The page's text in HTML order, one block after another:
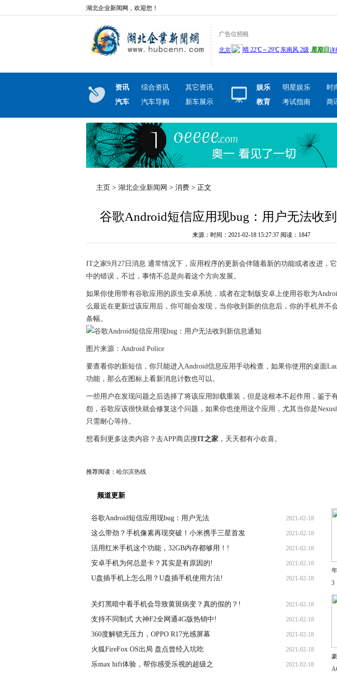
湖北企业新闻网，欢迎您！
广告位招租
资讯 综合资讯
其它资讯
汽车
汽车导购 新车展示
娱乐 明星娱乐
时
教育
考试指南 商
主页 > 湖北企业新闻网 > 消费 > 正文
谷歌Android短信应用现bug：用户无法收
来源：时间：2021-02-18 15:27:37 阅读：1847
IT之家9月27日消息 通常情况下，应用程序的更新会伴随着新的功能或者改进，
中的错误，不过，事情不总是向着这个方向发展。
如果你使用带有谷歌应用的原生安卓系统，或者在定制版安卓上使用谷歌为
么最近在更新过该应用后，你可能会发现，当你收到新的信息后，你的手机并不
条幅。
图片来源：Android Police
要查看你的新短信，你只能进入Android信息应用手动检查，如果你使用的桌面
功能，那么在图标上看新消息计数也可以。
一些用户在发现问题之后选择了将该应用卸载重装，但是这根本不起作用，鉴于
怨，谷歌应该很快就会修复这个问题，如果你也使用这个应用，尤其当你是
只需耐心等待。
想看到更多这类内容？去APP商店搜IT之家 ，天天都有小欢喜。
推荐阅读： 哈尔滨热线
频道更新
谷歌Android短信应用现bug：用户无法 2021-02-18
这么带劲？手机像素再现突破！小米携手三星首发 2021-02-18
活用红米手机这个功能，32GB内存都够用！! 2021-02-18
安卓手机为何总是卡？其实是有原因的! 2021-02-18
U盘插手机上怎么用？U盘插手机使用方法! 2021-02-18
关灯黑暗中看手机会导致黄斑病变？真的假的？! 2021-02-18
支持不同制式 大神F2全网通4G版热销中! 2021-02-18
360度解锁无压力，OPPO R17光感屏幕 2021-02-18
火狐FireFox OS出局 盘点曾经入坑吃 2021-02-18
乐max hifi体验，帮你感受乐视的超级之 2021-02-18
3